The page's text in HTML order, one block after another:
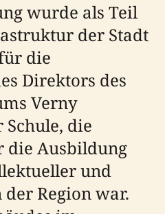
wurde als Teil
der Stadt
die
Direktors des
Verny
die
die Ausbildung
und
Region war.